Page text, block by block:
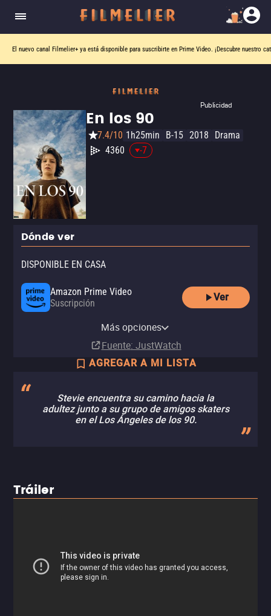
El nuevo canal Filmelier+ ya está disponible para suscribirte en Prime Video. ¡Descubre nuestro
Publicidad
En los 90
7.4/10 1h25min B-15 2018
Drama
4360
-7
Dónde ver
DISPONIBLE EN CASA
Amazon Prime Video
Suscripción
Ver
Amazon Video
Apple TV Store
Claro video
Más opciones
Fuente: JustWatch
AGREGAR A MI LISTA
Stevie encuentra su camino hacia la
adultez junto a su grupo de amigos skaters
en el Los Ángeles de los 90.
Tráiler